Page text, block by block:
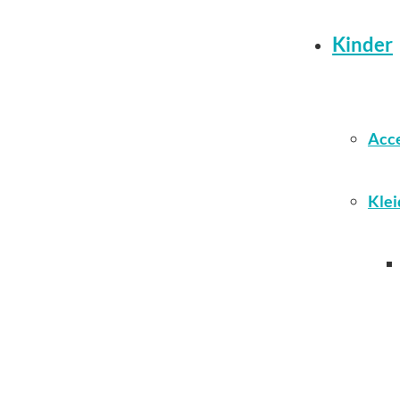
Kinder